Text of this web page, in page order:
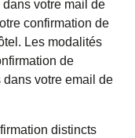
votre mail de
confirmation de
Les modalités
de
dans votre email de
distincts